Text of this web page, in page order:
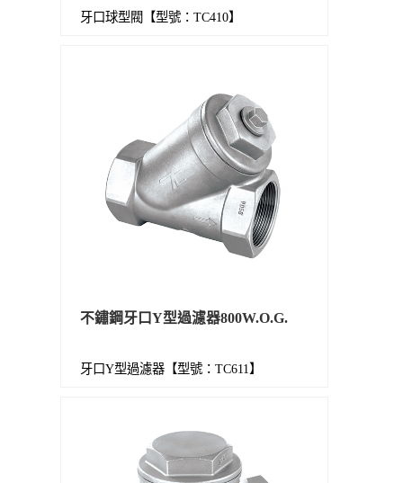
牙口球型閥【型號：TC410】
不鏽鋼牙口Y型過濾器800W.O.G.
牙口Y型過濾器【型號：TC611】